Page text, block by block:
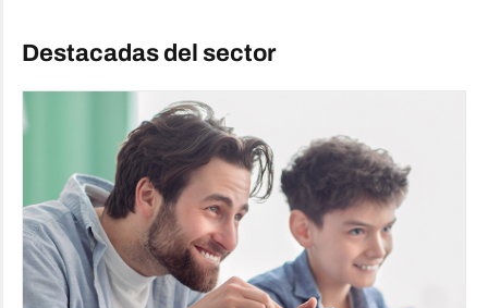
Destacadas del sector